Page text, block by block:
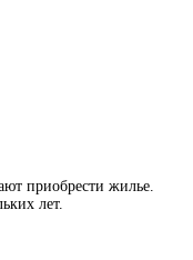
приобрести жилье.
лет.